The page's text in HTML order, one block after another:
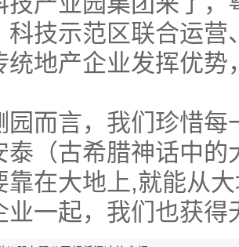
科技示范区联合运
统地产企业发挥优
园而言，我们珍惜
泰（古希腊神话中
靠在大地上,就能从
业一起，我们也获得